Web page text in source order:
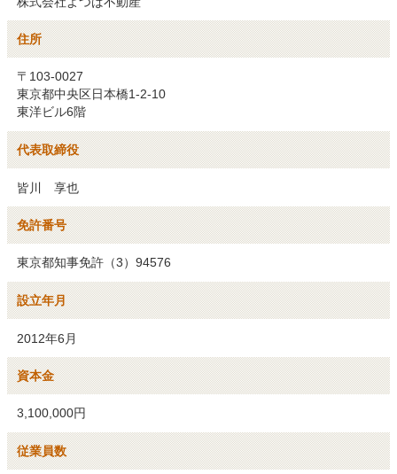
住所
〒103-0027
東京都中央区日本橋1-2-10
東洋ビル6階
代表取締役
皆川 享也
免許番号
東京都知事免許（3）94576
設立年月
2012年6月
資本金
3,100,000円
従業員数